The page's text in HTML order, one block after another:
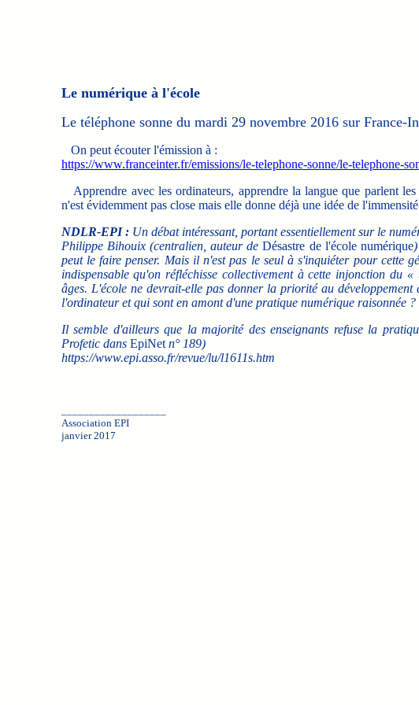
Le numérique à l'école
Le téléphone sonne du mardi 29 novembre 2016 sur France-
On peut écouter l'émission à :
https://www.franceinter.fr/emissions/le-telephone-sonne/le-telephone-
Apprendre avec les ordinateurs, apprendre la langue que parlent
n'est évidemment pas close mais elle donne déjà une idée de
NDLR-EPI :Un débat intéressant, portant essentiellement sur le
Philippe Bihouix (centralien, auteur de Désastre de l'école numérique
peut le faire penser. Mais il n'est pas le seul à s'inquiéter pour cette
indispensable qu'on réfléchisse collectivement à cette injonction du
âges. L'école ne devrait-elle pas donner la priorité au développement
l'ordinateur et qui sont en amont d'une pratique numérique raisonnée ?
Il semble d'ailleurs que la majorité des enseignants refuse la
Profetic dansEpiNetn° 189)
https://www.epi.asso.fr/revue/lu/l1611s.htm
Association EPI
janvier 2017